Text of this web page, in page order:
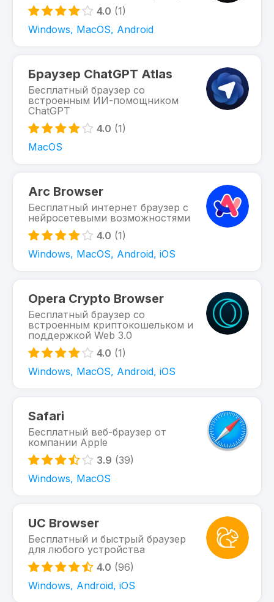
4.0 (1)
Windows, MacOS, Android
Браузер ChatGPT Atlas
Бесплатный браузер со
встроенным ИИ-помощником
ChatGPT
4.0 (1)
MacOS
Arc Browser
Бесплатный интернет браузер с
нейросетевыми возможностями
4.0 (1)
Windows, MacOS, Android, iOS
Opera Crypto Browser
Бесплатный браузер со
встроенным криптокошельком и
поддержкой Web 3.0
4.0 (1)
Windows, MacOS, Android, iOS
Safari
Бесплатный веб-браузер от
компании Apple
3.9 (39)
Windows, MacOS
UC Browser
Бесплатный и быстрый браузер
для любого устройства
4.0 (96)
Windows, Android, iOS